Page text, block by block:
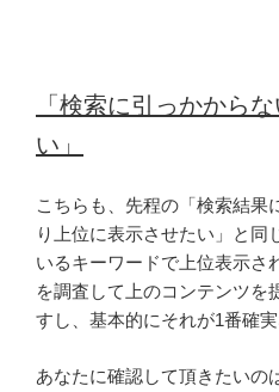
「検索に引っかから
い」
こちらも、先程の「検索結果
り上位に表示させたい」と同
いるキーワードで上位表示さ
を調査して上のコンテンツを
すし、基本的にそれが1番確実
あなたに確認して頂きたいの